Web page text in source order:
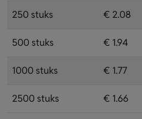
250 stuks € 2.08
500 stuks € 1.94
1000 stuks € 1.77
2500 stuks € 1.66